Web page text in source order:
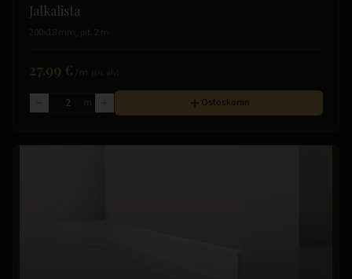
Jalkalista
200x18 mm, pit. 2 m
27.99 € /m
m Ostoskoriin